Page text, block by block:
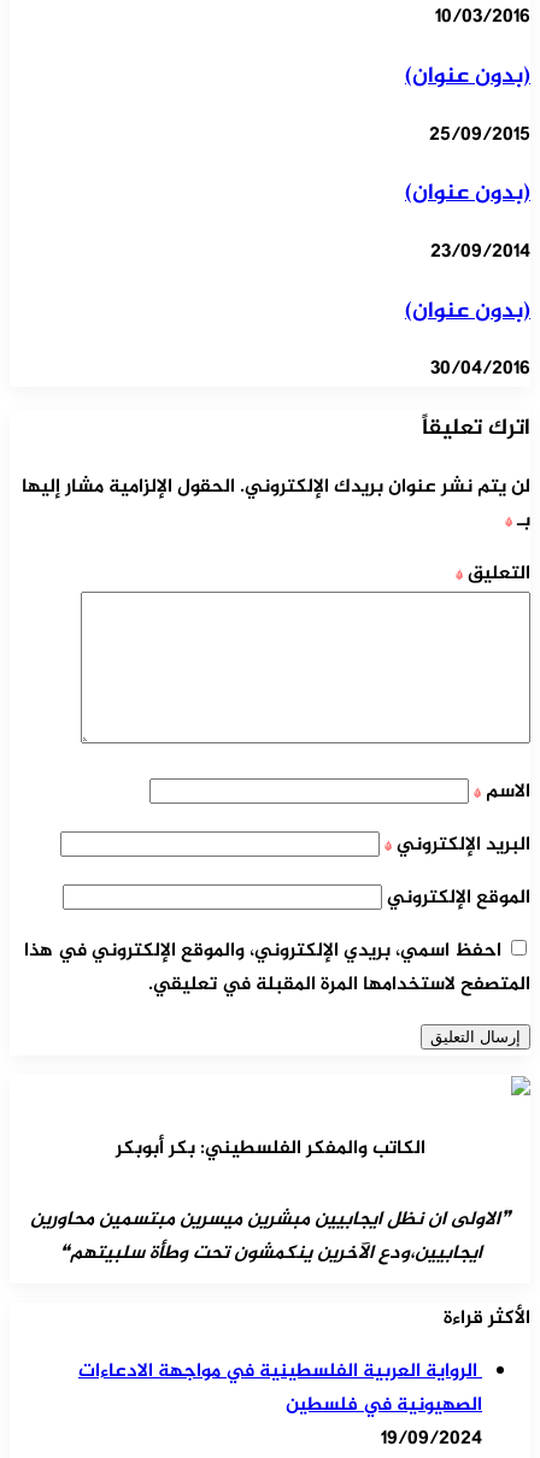
10/03/2016
(بدون عنوان)
25/09/2015
(بدون عنوان)
23/09/2014
(بدون عنوان)
30/04/2016
اترك تعليقاً
لن يتم نشر عنوان بريدك الإلكتروني. الحقول الإلزامية مشار إليها
بـ*
التعليق *
الاسم *
البريد الإلكتروني *
الموقع الإلكتروني
احفظ اسمي، بريدي الإلكتروني، والموقع الإلكتروني في هذا
المتصفح لاستخدامها المرة المقبلة في تعليقي.
الكاتب والمفكر الفلسطيني: بكر أبوبكر
❞الاولى ان نظل ايجابيين مبشرين ميسرين مبتسمين محاورين
ايجابيين،ودع الآخرين ينكمشون تحت وطأة سلبيتهم❝
الأكثر قراءة
الرواية العربية الفلسطينية في مواجهة الادعاءات
الصهيونية في فلسطين
19/09/2024